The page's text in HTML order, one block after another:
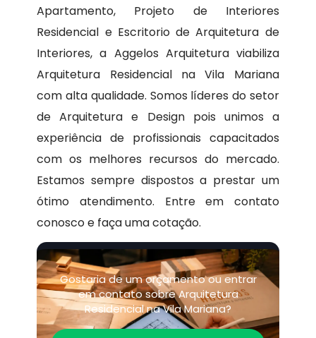
Apartamento, Projeto de Interiores
Residencial e Escritorio de Arquitetura de
Interiores, a Aggelos Arquitetura viabiliza
Arquitetura Residencial na Vila Mariana
com alta qualidade. Somos líderes do setor
de Arquitetura e Design pois unimos a
experiência de profissionais capacitados
com os melhores recursos do mercado.
Estamos sempre dispostos a prestar um
ótimo atendimento. Entre em contato
conosco e faça uma cotação.
Gostaria de um orçamento ou entrar
em contato sobre Arquitetura
Residencial na Vila Mariana?